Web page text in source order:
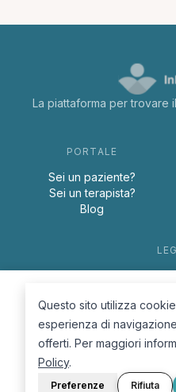
La piattaforma per trovare
PORTALE
Sei un paziente?
Sei un terapista?
Blog
Questo sito utilizza
esperienza di
offerti. Per maggiori
Policy.
Preferenze Rifiuta